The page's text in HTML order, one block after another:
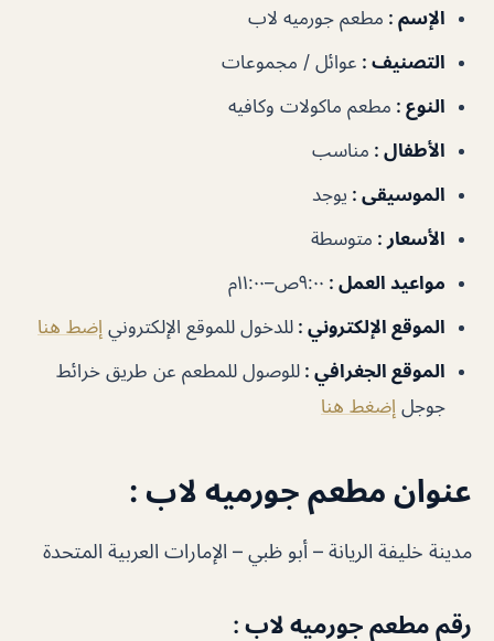
الإسم : مطعم جورميه لاب
التصنيف : عوائل / مجموعات
النوع : مطعم ماكولات وكافيه
الأطفال : مناسب
الموسيقى : يوجد
الأسعار : متوسطة
مواعيد العمل : ٩:٠٠ص–١١:٠٠م
الموقع الإلكتروني : للدخول للموقع الإلكتروني إضط هنا
الموقع الجغرافي : للوصول للمطعم عن طريق خرائط
جوجل إضغط هنا
عنوان مطعم جورميه لاب :
مدينة خليفة الريانة – أبو ظبي – الإمارات العربية المتحدة
رقم مطعم جورميه لاب :